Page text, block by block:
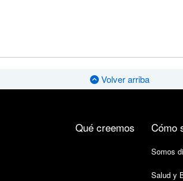
Volver arriba
Qué creemos Cómo
Somos
Salud y